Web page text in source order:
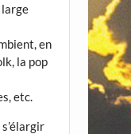
large
en
la pop
etc.